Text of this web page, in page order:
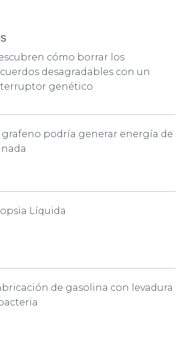
cómo borrar los
desagradables con un
genético
grafeno podría generar energía de
nada
Líquida
de gasolina con levadura